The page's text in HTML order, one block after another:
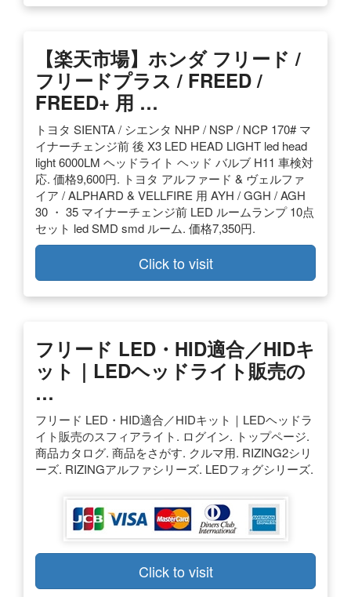
【楽天市場】ホンダ フリード /
フリードプラス / FREED /
FREED+ 用 …
トヨタ SIENTA / シエンタ NHP / NSP / NCP 170# マ
イナーチェンジ前 後 X3 LED HEAD LIGHT led head
light 6000LM ヘッドライト ヘッド バルブ H11 車検対
応. 価格9,600円. トヨタ アルファード & ヴェルファ
イア / ALPHARD & VELLFIRE 用 AYH / GGH / AGH
30 ・ 35 マイナーチェンジ前 LED ルームランプ 10点
セット led SMD smd ルーム. 価格7,350円.
Click to visit
フリード LED・HID適合／HIDキ
ット｜LEDヘッドライト販売の
…
フリード LED・HID適合／HIDキット｜LEDヘッドラ
イト販売のスフィアライト. ログイン. トップページ.
商品カタログ. 商品をさがす. クルマ用. RIZING2シリ
ーズ. RIZINGアルファシリーズ. LEDフォグシリーズ.
Click to visit